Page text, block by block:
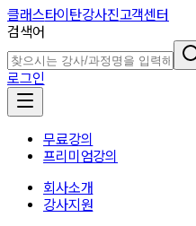
클래스타이탄강사진고객센터
검색어
로그인
무료강의
프리미엄강의
회사소개
강사지원